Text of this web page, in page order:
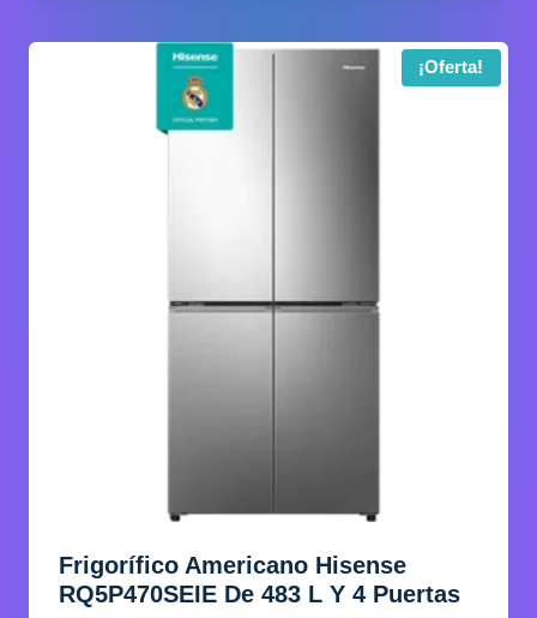
¡Oferta!
Frigorífico Americano Hisense
RQ5P470SEIE De 483 L Y 4 Puertas